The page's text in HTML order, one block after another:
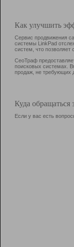
Как улучшить
Сервис продвижения
системы LinkPad
систем, что
СеоТраф
поисковых системах.
продаж, не требующих
Куда
Если у вас есть